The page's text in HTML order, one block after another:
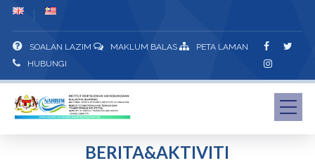
SOALAN LAZIM MAKLUM BALAS
PETA LAMAN
HUBUNGI
BERITA&AKTIVITI